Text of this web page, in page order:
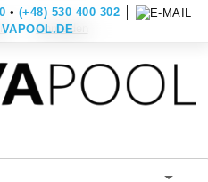
Anmelden
• (+48) 530 400 302